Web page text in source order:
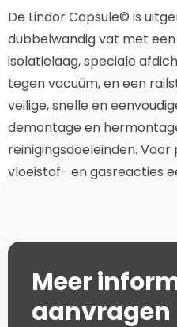
De Lindor Capsule© is
dubbelwandig vat met
isolatielaag, speciale
tegen vacuüm, en een
veilige, snelle en
demontage en
reinigingsdoeleinden.
vloeistof- en gasreacties
Meer
aanvragen